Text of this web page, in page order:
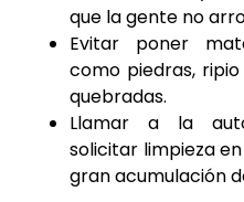
que la gente no
Evitar poner
como piedras,
quebradas.
Llamar a la
solicitar limpieza
gran acumulación